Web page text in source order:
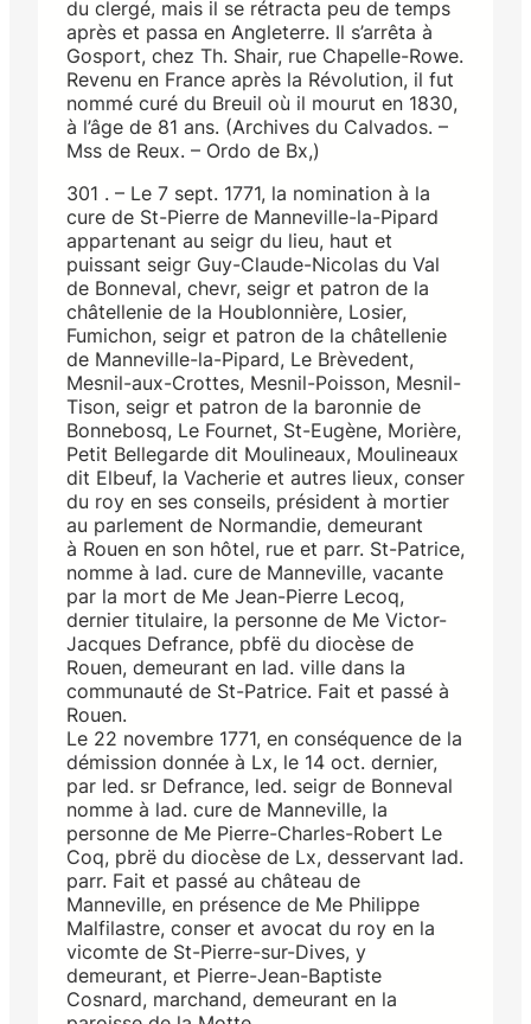
du clergé, mais il se rétracta peu de temps
après et passa en Angleterre. Il s’arrêta à
Gosport, chez Th. Shair, rue Chapelle-Rowe.
Revenu en France après la Révolution, il fut
nommé curé du Breuil où il mourut en 1830,
à l’âge de 81 ans. (Archives du Calvados. –
Mss de Reux. – Ordo de Bx,)
301 . – Le 7 sept. 1771, la nomination à la
cure de St-Pierre de Manneville-la-Pipard
appartenant au seigr du lieu, haut et
puissant seigr Guy-Claude-Nicolas du Val
de Bonneval, chevr, seigr et patron de la
châtellenie de la Houblonnière, Losier,
Fumichon, seigr et patron de la châtellenie
de Manneville-la-Pipard, Le Brèvedent,
Mesnil-aux-Crottes, Mesnil-Poisson, Mesnil-
Tison, seigr et patron de la baronnie de
Bonnebosq, Le Fournet, St-Eugène, Morière,
Petit Bellegarde dit Moulineaux, Moulineaux
dit Elbeuf, la Vacherie et autres lieux, conser
du roy en ses conseils, président à mortier
au parlement de Normandie, demeurant
à Rouen en son hôtel, rue et parr. St-Patrice,
nomme à lad. cure de Manneville, vacante
par la mort de Me Jean-Pierre Lecoq,
dernier titulaire, la personne de Me Victor-
Jacques Defrance, pbfë du diocèse de
Rouen, demeurant en lad. ville dans la
communauté de St-Patrice. Fait et passé à
Rouen.
Le 22 novembre 1771, en conséquence de la
démission donnée à Lx, le 14 oct. dernier,
par led. sr Defrance, led. seigr de Bonneval
nomme à lad. cure de Manneville, la
personne de Me Pierre-Charles-Robert Le
Coq, pbrë du diocèse de Lx, desservant lad.
parr. Fait et passé au château de
Manneville, en présence de Me Philippe
Malfilastre, conser et avocat du roy en la
vicomte de St-Pierre-sur-Dives, y
demeurant, et Pierre-Jean-Baptiste
Cosnard, marchand, demeurant en la